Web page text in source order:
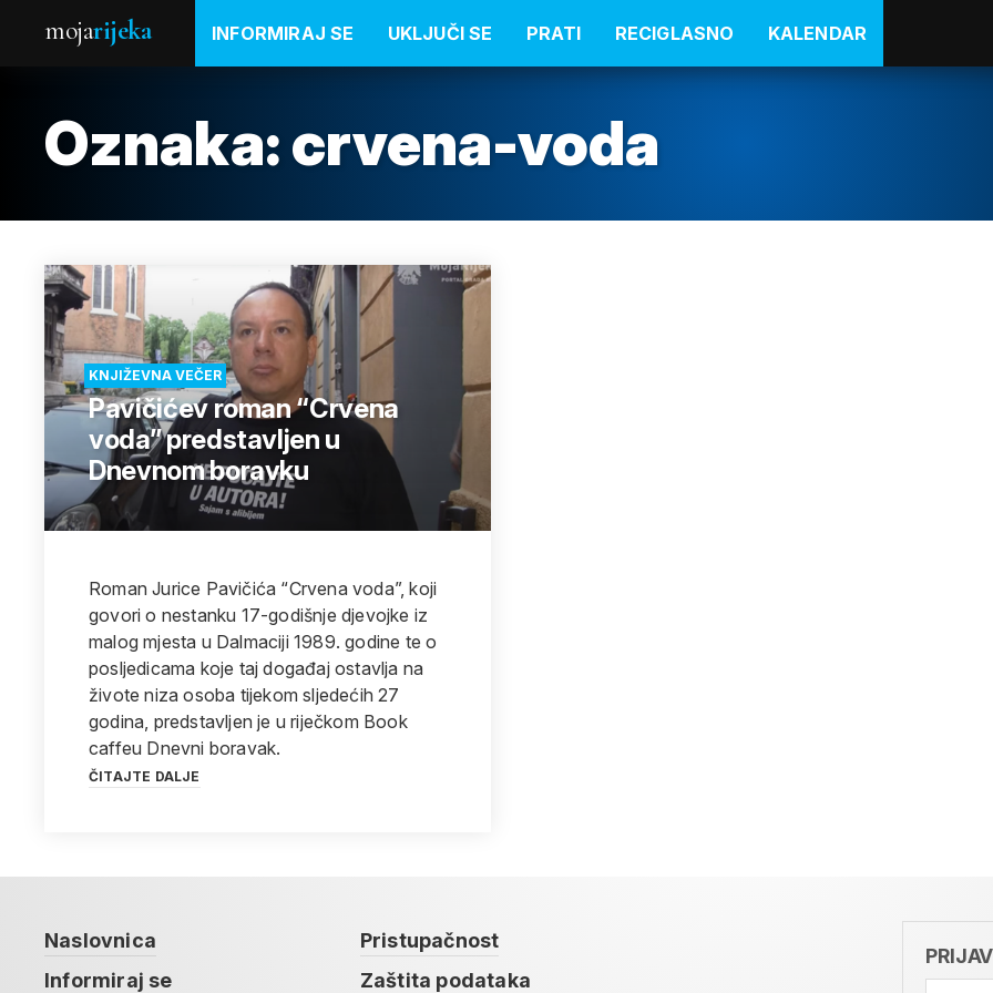
mojarijeka INFORMIRAJ SE UKLJUČI SE PRATI RECIGLASNO KALENDAR
Oznaka:crvena-voda
KNJIŽEVNA VEČER
Pavičićev roman “Crvena
voda” predstavljen u
Dnevnom boravku
Roman Jurice Pavičića “Crvena voda”, koji
govori o nestanku 17-godišnje djevojke iz
malog mjesta u Dalmaciji 1989. godine te o
posljedicama koje taj događaj ostavlja na
živote niza osoba tijekom sljedećih 27
godina, predstavljen je u riječkom Book
caffeu Dnevni boravak.
ČITAJTE DALJE
Naslovnica
Informiraj se
Pristupačnost
Zaštita podataka